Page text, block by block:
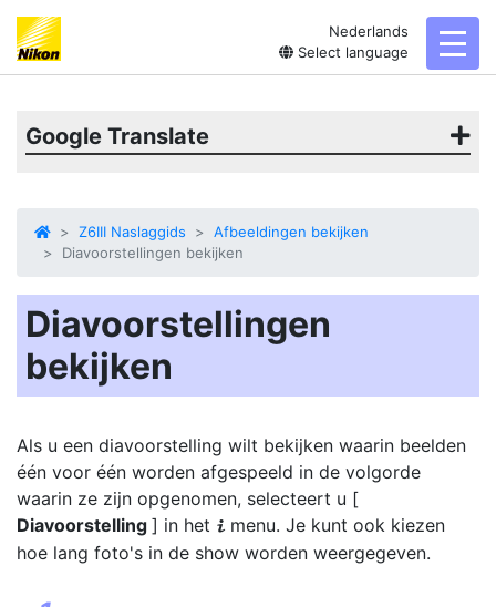
Nederlands
Select language
Google Translate
Z6III Naslaggids
Afbeeldingen bekijken
Diavoorstellingen bekijken
Diavoorstellingen
bekijken
Als u een diavoorstelling wilt bekijken waarin beelden
één voor één worden afgespeeld in de volgorde
waarin ze zijn opgenomen, selecteert u [
Diavoorstelling ] in het i menu. Je kunt ook kiezen
hoe lang foto's in de show worden weergegeven.